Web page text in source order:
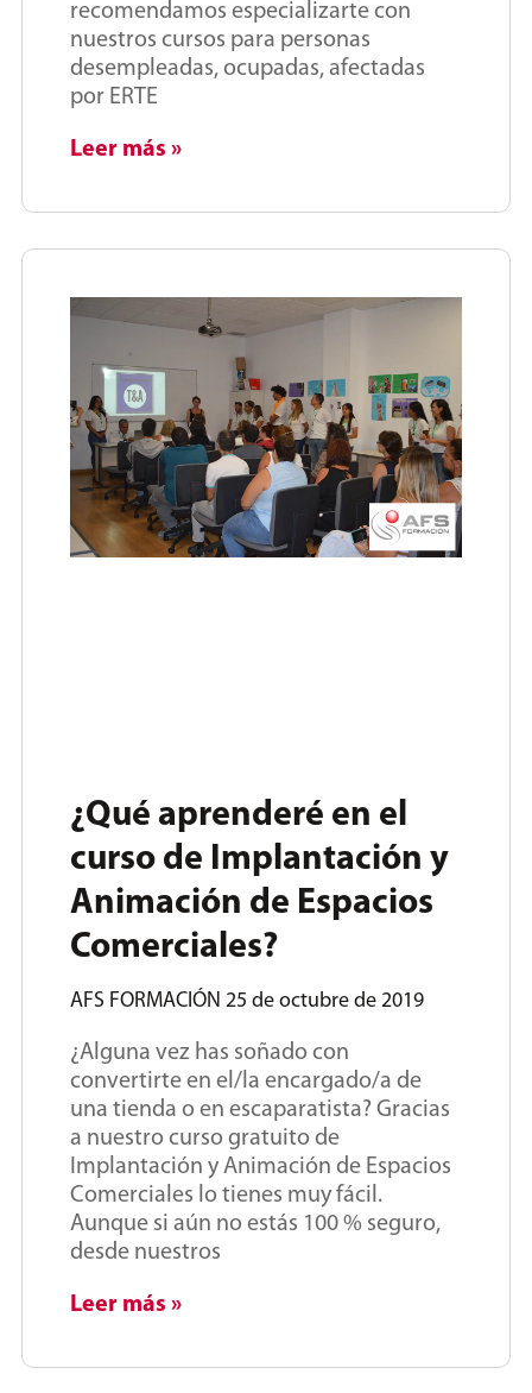
recomendamos especializarte con
nuestros cursos para personas
desempleadas, ocupadas, afectadas
por ERTE
Leer más »
¿Qué aprenderé en el
curso de Implantación y
Animación de Espacios
Comerciales?
AFS FORMACIÓN 25 de octubre de 2019
¿Alguna vez has soñado con
convertirte en el/la encargado/a de
una tienda o en escaparatista? Gracias
a nuestro curso gratuito de
Implantación y Animación de Espacios
Comerciales lo tienes muy fácil.
Aunque si aún no estás 100 % seguro,
desde nuestros
Leer más »